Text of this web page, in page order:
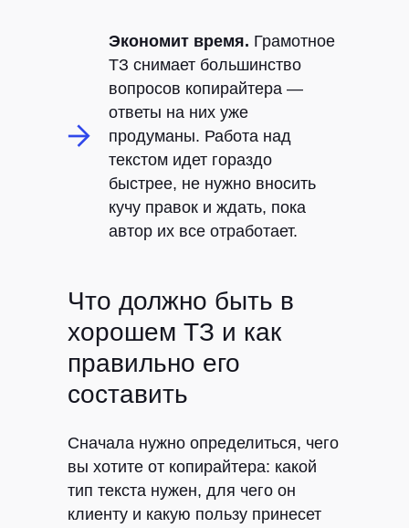
Экономит время. Грамотное
ТЗ снимает большинство
вопросов копирайтера —
ответы на них уже
продуманы. Работа над
текстом идет гораздо
быстрее, не нужно вносить
кучу правок и ждать, пока
автор их все отработает.
Что должно быть в
хорошем ТЗ и как
правильно его
составить
Сначала нужно определиться, чего
вы хотите от копирайтера: какой
тип текста нужен, для чего он
клиенту и какую пользу принесет